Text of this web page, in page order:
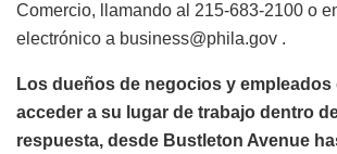
Comercio, llamando al 215-683-2100 o
electrónico a business@phila.gov .
Los dueños de negocios y empleados
acceder a su lugar de trabajo dentro
respuesta, desde Bustleton Avenue